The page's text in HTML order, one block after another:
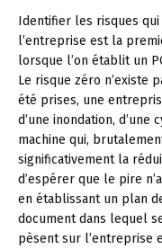
Identifier les risques
l’entreprise est la
lorsque l’on établit un
Le risque zéro n’existe
été prises, une
d’une inondation,
machine qui,
significativement la
d’espérer que le pire
en établissant un plan
document dans lequel
pèsent sur l’entreprise